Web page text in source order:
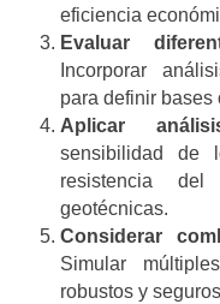
eficiencia
Evaluar
Incorporar
para definir bases
Aplicar
sensibilidad de
resistencia
geotécnicas.
Considerar
Simular
robustos y